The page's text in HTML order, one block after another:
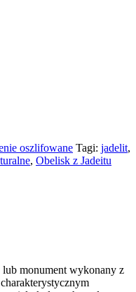
oszlifowane Tagi: jadelit,
, Obelisk z Jadeitu
lub monument wykonany z